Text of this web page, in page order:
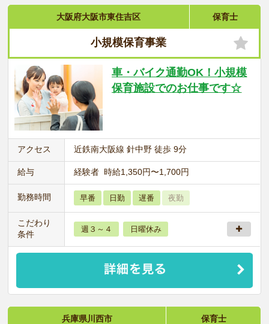
大阪府大阪市東住吉区 保育士
小規模保育事業
車・バイク通勤OK！小規模
保育施設でのお仕事です☆
アクセス 近鉄南大阪線 針中野 徒歩 9分
給与 経験者 時給1,350円〜1,700円
勤務時間 早番 日勤 遅番 夜勤
こだわり
条件
週３～４ 日曜休み
兵庫県川西市 保育士